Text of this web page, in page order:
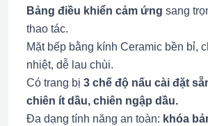
Bảng điều khiển cảm ứng sang
thao tác.
Mặt bếp bằng kính Ceramic bền bỉ,
nhiệt, dễ lau chùi.
Có trang bị 3 chế độ nấu cài đặt
chiên ít dầu, chiên ngập dầu.
Đa dạng tính năng an toàn: khóa